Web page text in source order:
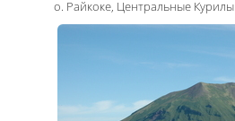
о. Райкоке, Центральные Курилы